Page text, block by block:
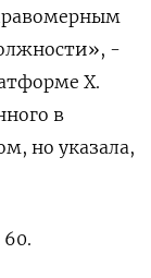
-
X.
в
но указала,